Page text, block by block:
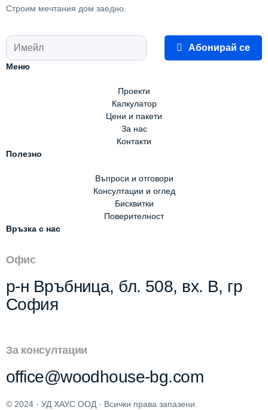
Строим мечтания дом заедно.
Абонирай се
Меню
Проекти
Калкулатор
Цени и пакети
За нас
Контакти
Полезно
Въпроси и отговори
Консултации и оглед
Бисквитки
Поверителност
Връзка с нас
Офис
р-н Връбница, бл. 508, вх. В, гр
София
За консултации
office@woodhouse-bg.com
© 2024 · УД ХАУС ООД · Всички права запазени.